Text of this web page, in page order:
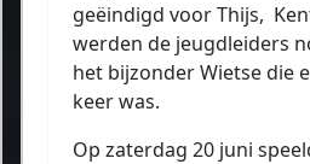
geëindigd voor Thijs,
werden de jeugdleiders
het bijzonder Wietse die
keer was.
Op zaterdag 20 juni